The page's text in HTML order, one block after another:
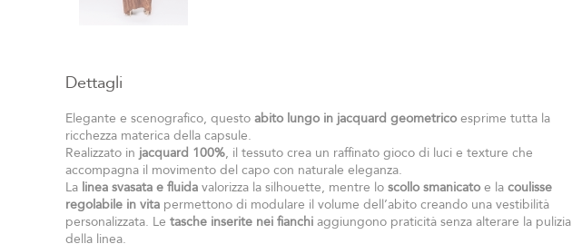
Dettagli
Elegante e scenografico, questo abito lungo in jacquard geometrico esprime tutta la
ricchezza materica della capsule.
Realizzato in jacquard 100%, il tessuto crea un raffinato gioco di luci e texture che
accompagna il movimento del capo con naturale eleganza.
La linea svasata e fluida valorizza la silhouette, mentre lo scollo smanicato e la coulisse
regolabile in vita permettono di modulare il volume dell’abito creando una vestibilità
personalizzata. Le tasche inserite nei fianchi aggiungono praticità senza alterare la pulizia
della linea.